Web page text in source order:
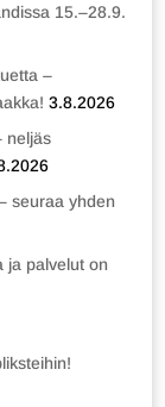
15.–28.9.
–
3.8.2026
neljäs
seuraa yhden
ja palvelut on